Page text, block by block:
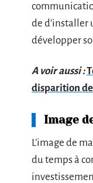
de d’installer
développer
A voir aussi :
disparition
Image
L’image de
du temps à